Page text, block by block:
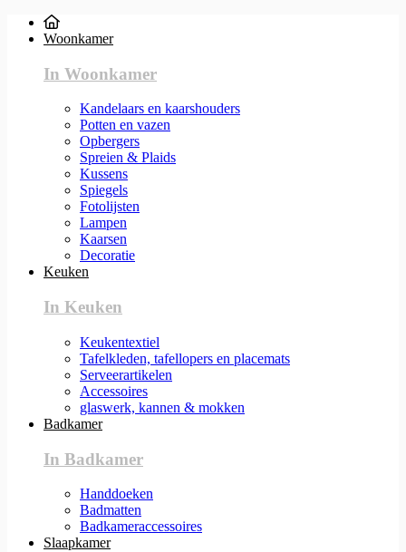
Woonkamer
In Woonkamer
Kandelaars en kaarshouders
Potten en vazen
Opbergers
Spreien & Plaids
Kussens
Spiegels
Fotolijsten
Lampen
Kaarsen
Decoratie
Keuken
In Keuken
Keukentextiel
Tafelkleden, tafellopers en placemats
Serveerartikelen
Accessoires
glaswerk, kannen & mokken
Badkamer
In Badkamer
Handdoeken
Badmatten
Badkameraccessoires
Slaapkamer